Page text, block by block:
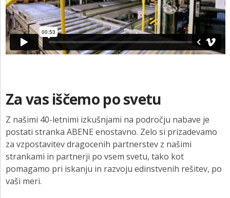
Za vas iščemo po svetu
Z našimi 40-letnimi izkušnjami na področju nabave je
postati stranka ABENE enostavno. Zelo si prizadevamo
za vzpostavitev dragocenih partnerstev z našimi
strankami in partnerji po vsem svetu, tako kot
pomagamo pri iskanju in razvoju edinstvenih rešitev, po
vaši meri.